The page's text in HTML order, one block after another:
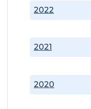
2020
2021
2022